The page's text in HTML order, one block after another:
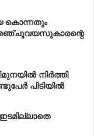
കൊന്നതും
അഞ്ചുവയസുകാരന്റെ
നിർത്തി
പിടിയിൽ